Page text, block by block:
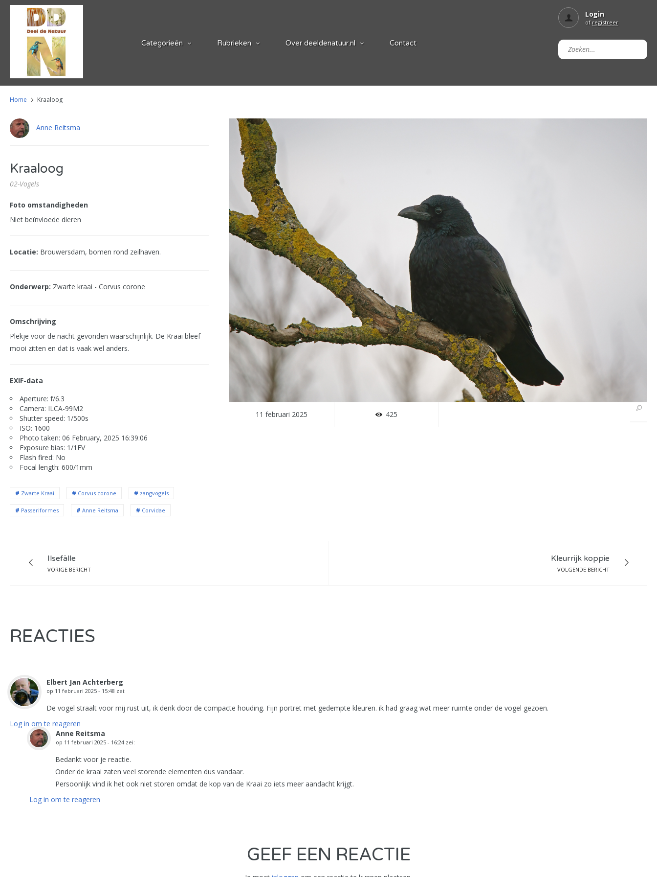
Categorieën Rubrieken Over deeldenatuur.nl Contact
Login
of registreer
Home Kraaloog
Anne Reitsma
Kraaloog
02-Vogels
Foto omstandigheden
Niet beïnvloede dieren
Locatie: Brouwersdam, bomen rond zeilhaven.
Onderwerp: Zwarte kraai - Corvus corone
Omschrijving
Plekje voor de nacht gevonden waarschijnlijk. De Kraai bleef
mooi zitten en dat is vaak wel anders.
EXIF-data
Aperture: f/6.3
Camera: ILCA-99M2
Shutter speed: 1/500s
ISO: 1600
Photo taken: 06 February, 2025 16:39:06
Exposure bias: 1/1EV
Flash fired: No
Focal length: 600/1mm
Zwarte Kraai Corvus corone zangvogels
Passeriformes Anne Reitsma Corvidae
11 februari 2025 425
Ilsefälle
VORIGE BERICHT
Kleurrijk koppie
VOLGENDE BERICHT
REACTIES
Elbert Jan Achterberg
op 11 februari 2025 - 15:48 zei:
De vogel straalt voor mij rust uit, ik denk door de compacte houding. Fijn portret met gedempte kleuren. ik had graag wat meer ruimte onder de vogel gezoen.
Log in om te reageren
Anne Reitsma
op 11 februari 2025 - 16:24 zei:
Bedankt voor je reactie.
Onder de kraai zaten veel storende elementen dus vandaar.
Persoonlijk vind ik het ook niet storen omdat de kop van de Kraai zo iets meer aandacht krijgt.
Log in om te reageren
GEEF EEN REACTIE